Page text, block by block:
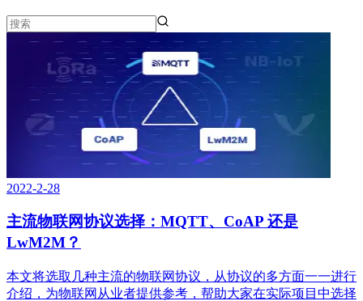
2022-2-28
主流物联网协议选择：MQTT、CoAP 还是
LwM2M？
本文将选取几种主流的物联网协议，从协议的多方面一一进行
介绍，为物联网从业者提供参考，帮助大家在实际项目中选择